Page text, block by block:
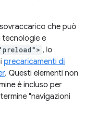
che può
tecnologie e
, lo
precaricamenti di
. Questi elementi non
è incluso per
"navigazioni